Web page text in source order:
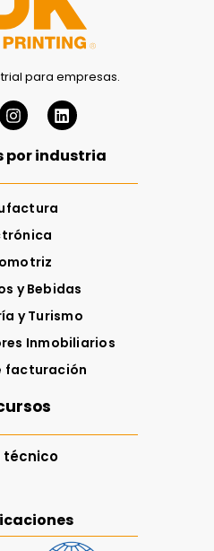
para empresas.
por industria
y Bebidas
y Turismo
Inmobiliarios
facturación
técnico